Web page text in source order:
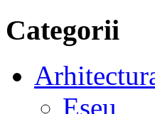
Categorii
Eseu